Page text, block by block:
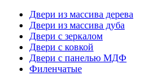
Двери из массива дерева
Двери из массива дуба
Двери с зеркалом
Двери с ковкой
Двери с панелью МДФ
Филенчатые